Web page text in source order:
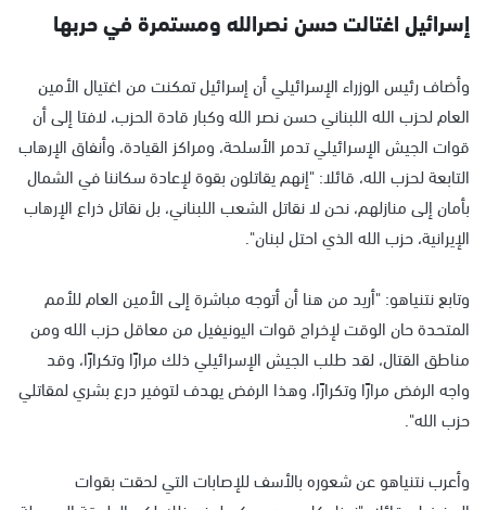
إسرائيل اغتالت حسن نصرالله ومستمرة في حربها
وأضاف رئيس الوزراء الإسرائيلي أن إسرائيل تمكنت من اغتيال الأمين
العام لحزب الله اللبناني حسن نصر الله وكبار قادة الحزب، لافتا إلى أن
قوات الجيش الإسرائيلي تدمر الأسلحة، ومراكز القيادة، وأنفاق الإرهاب
التابعة لحزب الله، قائلا: "إنهم يقاتلون بقوة لإعادة سكاننا في الشمال
بأمان إلى منازلهم، نحن لا نقاتل الشعب اللبناني، بل نقاتل ذراع الإرهاب
الإيرانية، حزب الله الذي احتل لبنان".
وتابع نتنياهو: "أريد من هنا أن أتوجه مباشرة إلى الأمين العام للأمم
المتحدة حان الوقت لإخراج قوات اليونيفيل من معاقل حزب الله ومن
مناطق القتال، لقد طلب الجيش الإسرائيلي ذلك مرارًا وتكرارًا، وقد
واجه الرفض مرارًا وتكرارًا، وهذا الرفض يهدف لتوفير درع بشري لمقاتلي
حزب الله".
وأعرب نتنياهو عن شعوره بالأسف للإصابات التي لحقت بقوات